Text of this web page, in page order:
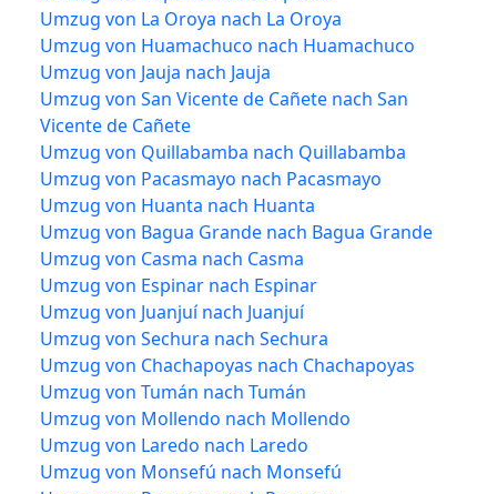
Umzug von La Oroya nach La Oroya
Umzug von Huamachuco nach Huamachuco
Umzug von Jauja nach Jauja
Umzug von San Vicente de Cañete nach San
Vicente de Cañete
Umzug von Quillabamba nach Quillabamba
Umzug von Pacasmayo nach Pacasmayo
Umzug von Huanta nach Huanta
Umzug von Bagua Grande nach Bagua Grande
Umzug von Casma nach Casma
Umzug von Espinar nach Espinar
Umzug von Juanjuí nach Juanjuí
Umzug von Sechura nach Sechura
Umzug von Chachapoyas nach Chachapoyas
Umzug von Tumán nach Tumán
Umzug von Mollendo nach Mollendo
Umzug von Laredo nach Laredo
Umzug von Monsefú nach Monsefú